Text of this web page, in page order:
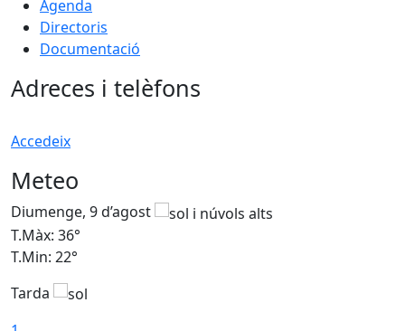
Agenda
Directoris
Documentació
Adreces i telèfons
Accedeix
Meteo
Diumenge, 9 d’agost
T.Màx: 36°
T.Min: 22°
Tarda